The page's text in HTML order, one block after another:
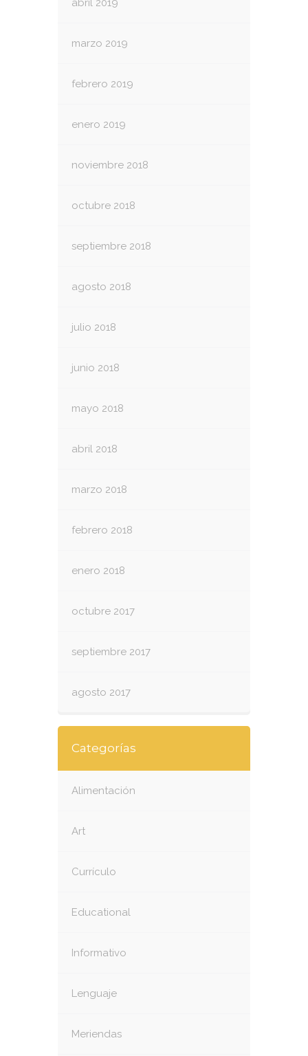
abril 2019
marzo 2019
febrero 2019
enero 2019
noviembre 2018
octubre 2018
septiembre 2018
agosto 2018
julio 2018
junio 2018
mayo 2018
abril 2018
marzo 2018
febrero 2018
enero 2018
octubre 2017
septiembre 2017
agosto 2017
Categorías
Alimentación
Art
Currículo
Educational
Informativo
Lenguaje
Meriendas